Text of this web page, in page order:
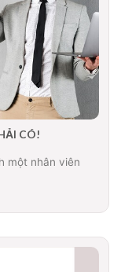
CÓ!
một nhân viên